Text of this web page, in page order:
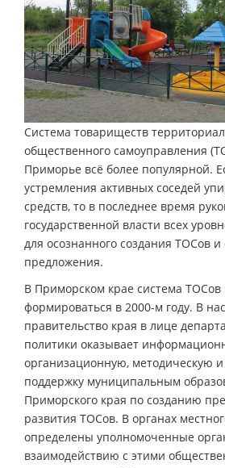
Система товариществ
общественного самоуправления
Приморье всё более популярной.
устремления активных соседей
средств, то в последнее время
государственной власти всех
для осознанного создания ТОСов
предложения.
В Приморском крае система ТОСов
формироваться в 2000-м году. В
правительство края в лице
политики оказывает
организационную, методическую
поддержку муниципальным
Приморского края по созданию
развития ТОСов. В органах
определены уполномоченные
взаимодействию с этими